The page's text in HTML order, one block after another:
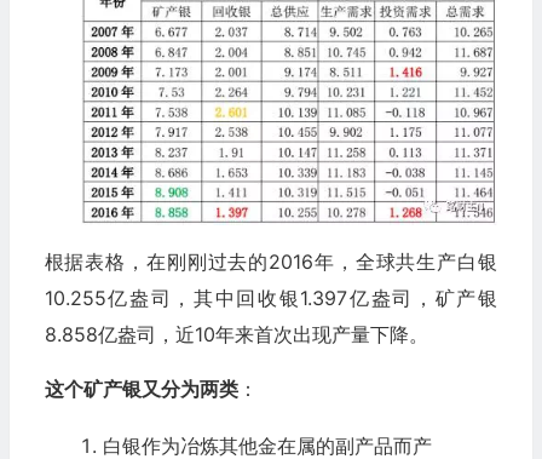
根据表格，在刚刚过去的2016年，全球共生产白银
10.255亿盎司，其中回收银1.397亿盎司，矿产银
8.858亿盎司，近10年来首次出现产量下降。
这个矿产银又分为两类：
白银作为冶炼其他金在属的副产品而产